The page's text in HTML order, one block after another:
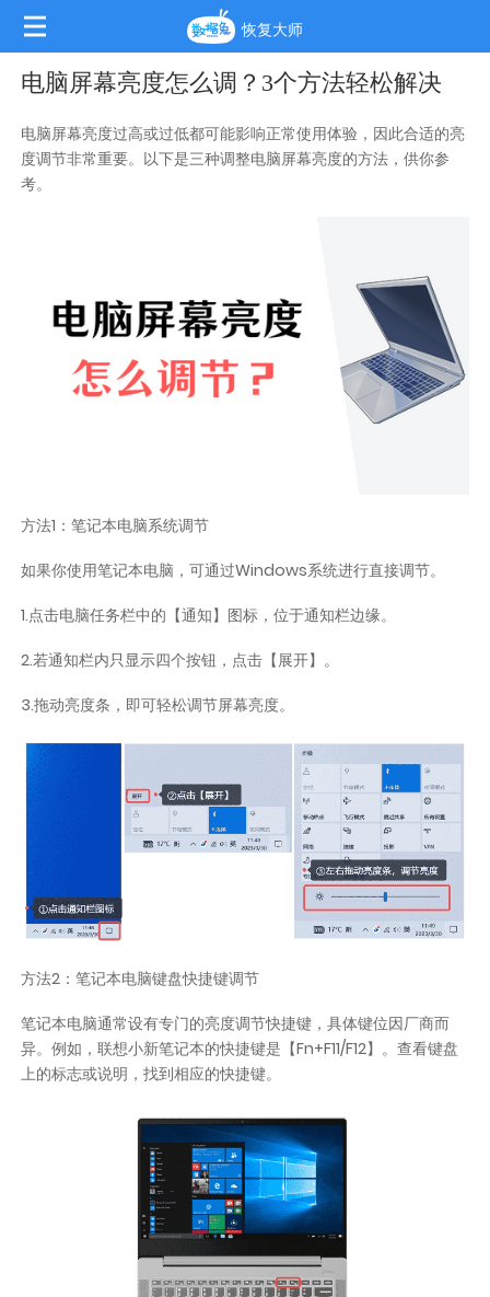
恢复大师
电脑屏幕亮度怎么调？3个方法轻松解决
电脑屏幕亮度过高或过低都可能影响正常使用体验，因此合适的亮
度调节非常重要。以下是三种调整电脑屏幕亮度的方法，供你参
考。
方法1：笔记本电脑系统调节
如果你使用笔记本电脑，可通过Windows系统进行直接调节。
1.点击电脑任务栏中的【通知】图标，位于通知栏边缘。
2.若通知栏内只显示四个按钮，点击【展开】。
3.拖动亮度条，即可轻松调节屏幕亮度。
方法2：笔记本电脑键盘快捷键调节
笔记本电脑通常设有专门的亮度调节快捷键，具体键位因厂商而
异。例如，联想小新笔记本的快捷键是【Fn+F11/F12】。查看键盘
上的标志或说明，找到相应的快捷键。